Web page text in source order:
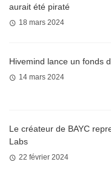
aurait été piraté
18 mars 2024
Hivemind lance un fonds
14 mars 2024
Le créateur de BAYC
Labs
22 février 2024